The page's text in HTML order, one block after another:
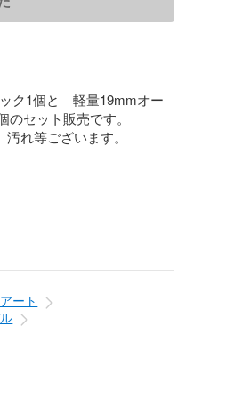
ク1個と　軽量19mmオー
セット販売です。
れ等ございます。
ート